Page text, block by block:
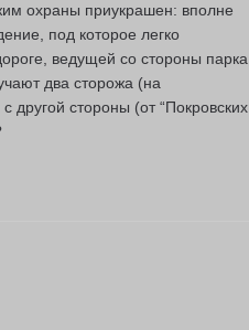
охраны приукрашен: вполне
под которое легко
ведущей со стороны парка,
два сторожа (на
другой стороны (от “Покровских